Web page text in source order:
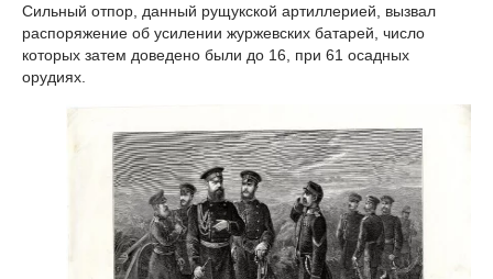
Сильный отпор, данный рущукской артиллерией, вызвал
распоряжение об усилении журжевских батарей, число
которых затем доведено были до 16, при 61 осадных
орудиях.